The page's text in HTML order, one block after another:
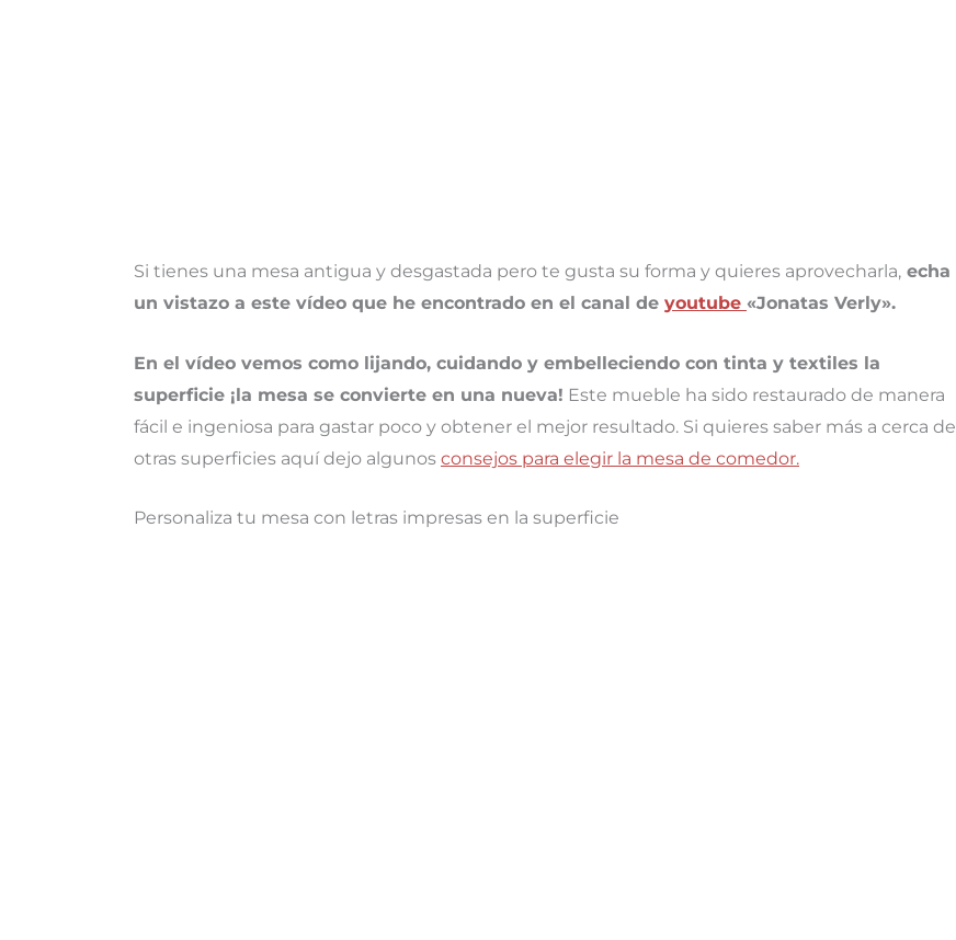
Si tienes una mesa antigua y desgastada pero te gusta su forma y quieres aprovecharla, echa
un vistazo a este vídeo que he encontrado en el canal de youtube «Jonatas Verly».
En el vídeo vemos como lijando, cuidando y embelleciendo con tinta y textiles la
superficie ¡la mesa se convierte en una nueva! Este mueble ha sido restaurado de manera
fácil e ingeniosa para gastar poco y obtener el mejor resultado. Si quieres saber más a cerca de
otras superficies aquí dejo algunos consejos para elegir la mesa de comedor.
Personaliza tu mesa con letras impresas en la superficie